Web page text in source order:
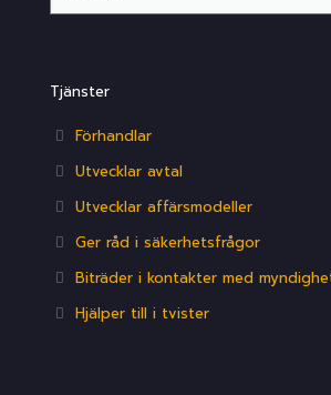
Tjänster
Förhandlar
Utvecklar avtal
Utvecklar affärsmodeller
Ger råd i säkerhetsfrågor
Biträder i kontakter med
Hjälper till i tvister